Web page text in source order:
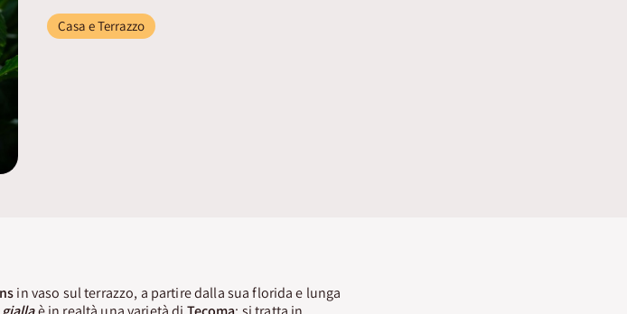
Casa e Terrazzo
in vaso sul terrazzo, a partire dalla sua florida e lunga